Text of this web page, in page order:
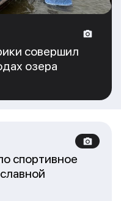
совершил
озера
спортивное